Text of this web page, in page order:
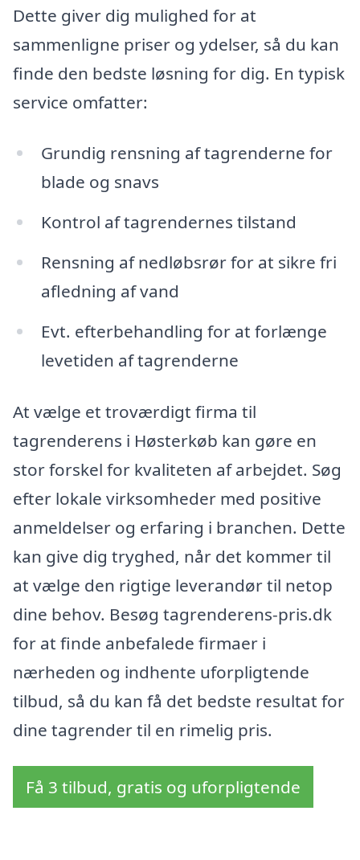
Dette giver dig mulighed for at
sammenligne priser og ydelser, så du kan
finde den bedste løsning for dig. En typisk
service omfatter:
Grundig rensning af tagrenderne for
blade og snavs
Kontrol af tagrendernes tilstand
Rensning af nedløbsrør for at sikre fri
afledning af vand
Evt. efterbehandling for at forlænge
levetiden af tagrenderne
At vælge et troværdigt firma til
tagrenderens i Høsterkøb kan gøre en
stor forskel for kvaliteten af arbejdet. Søg
efter lokale virksomheder med positive
anmeldelser og erfaring i branchen. Dette
kan give dig tryghed, når det kommer til
at vælge den rigtige leverandør til netop
dine behov. Besøg tagrenderens-pris.dk
for at finde anbefalede firmaer i
nærheden og indhente uforpligtende
tilbud, så du kan få det bedste resultat for
dine tagrender til en rimelig pris.
Få 3 tilbud, gratis og uforpligtende